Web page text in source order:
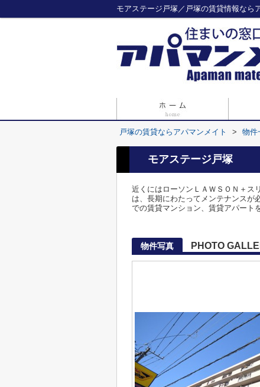
モアステージ戸塚／戸塚の賃貸情報なら
戸塚の賃貸ならアパマンメイト > 物件
モアステージ戸塚
近くにはローソンＬＡＷＳＯＮ＋ス
は、長期にわたってメンテナンスが
での賃貸マンション、賃貸アパート
物件写真 PHOTO